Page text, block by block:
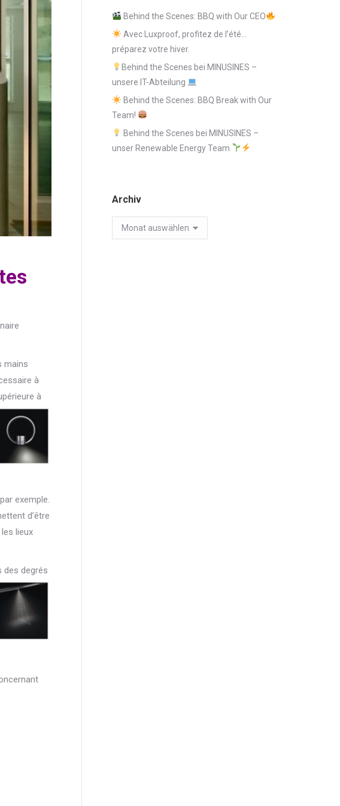
mains
à
à
exemple.
d’être
lieux
des degrés
Behind the Scenes: BBQ with Our CEO
Avec Luxproof, profitez de l’été…
préparez votre hiver.
Behind the Scenes bei MINUSINES –
unsere IT-Abteilung
Behind the Scenes: BBQ Break with Our
Team!
Behind the Scenes bei MINUSINES –
unser Renewable Energy Team
Archiv
Archiv